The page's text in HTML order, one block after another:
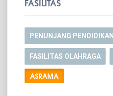
FASILITAS
PENUNJANG PENDIDIKAN
FASILITAS OLAHRAGA
ASRAMA